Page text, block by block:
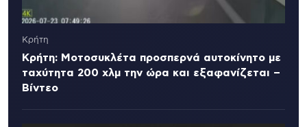
Κρήτη
Κρήτη: Μοτοσυκλέτα προσπερνά αυτοκίνητο με
ταχύτητα 200 χλμ την ώρα και εξαφανίζεται –
Βίντεο